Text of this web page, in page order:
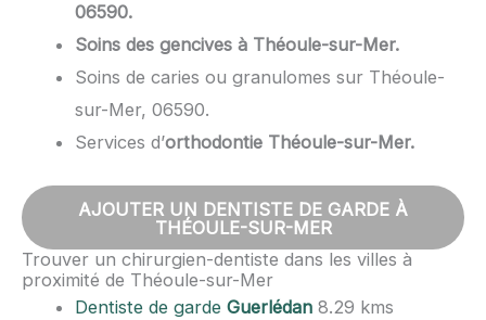
06590.
Soins des gencives à Théoule-sur-Mer.
Soins de caries ou granulomes sur Théoule-
sur-Mer, 06590.
Services d’orthodontie Théoule-sur-Mer.
AJOUTER UN DENTISTE DE GARDE À
THÉOULE-SUR-MER
Trouver un chirurgien-dentiste dans les villes à
proximité de Théoule-sur-Mer
Dentiste de gardeGuerlédan 8.29 kms